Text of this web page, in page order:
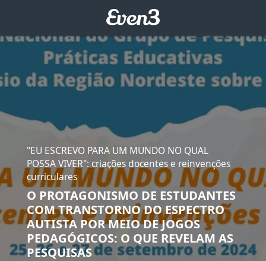
"EU ESCREVO PARA UM MUNDO NO QUAL
POSSA VIVER": criações docentes e reinvenções
curriculares
O PROTAGONISMO DE ESTUDANTES
COM TRANSTORNO DO ESPECTRO
AUTISTA POR MEIO DE JOGOS
PEDAGÓGICOS: O QUE REVELAM AS
PESQUISAS